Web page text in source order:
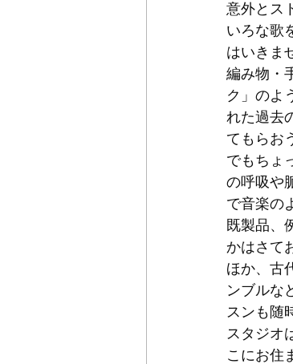
意外とス
いろな歌
はいきま
編み物・
ク」のよ
れた過去
てもらお
でもちょ
の呼吸や
で音楽の
既製品、
かはさて
ほか、古
ンブルな
スンも随
スタジオ
こにお住